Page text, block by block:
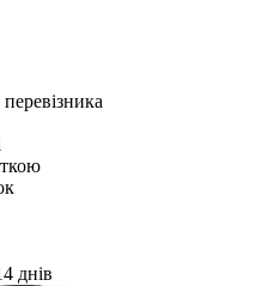
днів